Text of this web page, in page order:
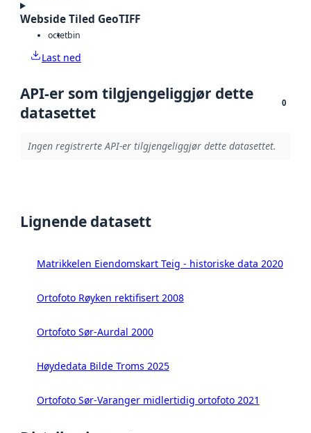
Webside Tiled GeoTIFF
octetbin
Last ned
API-er som tilgjengeliggjør dette
datasettet
0
Ingen registrerte API-er tilgjengeliggjør dette datasettet.
Lignende datasett
Matrikkelen Eiendomskart Teig - historiske data 2020
Ortofoto Røyken rektifisert 2008
Ortofoto Sør-Aurdal 2000
Høydedata Bilde Troms 2025
Ortofoto Sør-Varanger midlertidig ortofoto 2021